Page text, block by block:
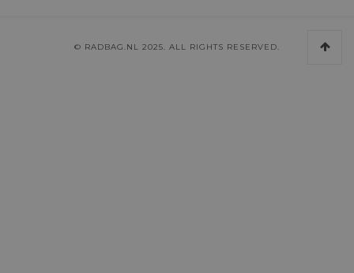
© RADBAG.NL 2025. ALL RIGHTS RESERVED.